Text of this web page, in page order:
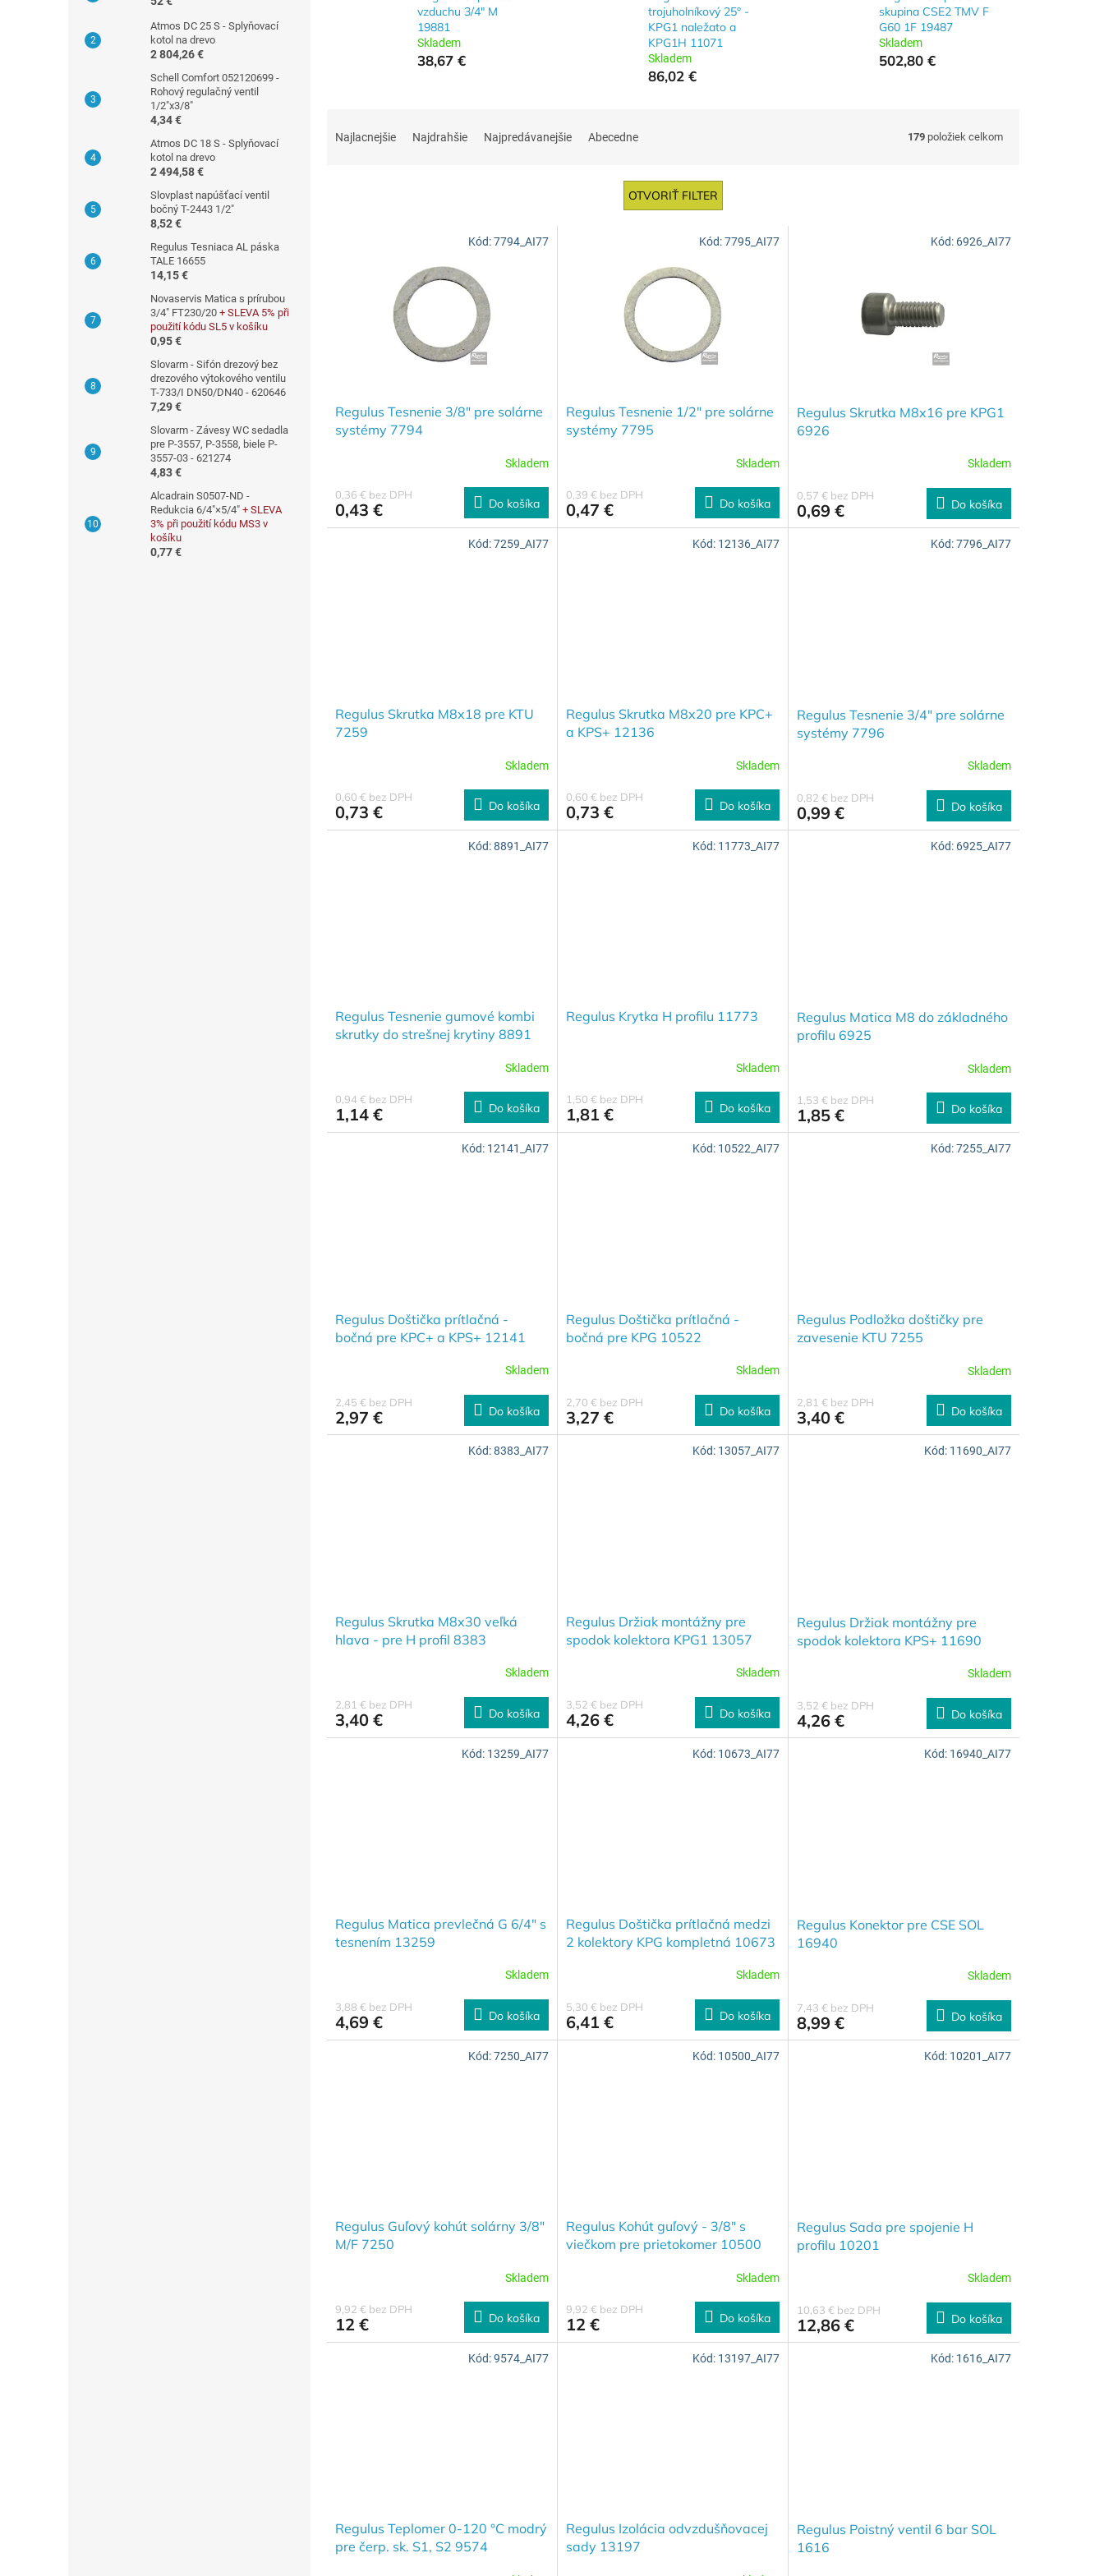
Atmos DC 25 S - Splyňovací
kotol na drevo
2 804,26 €
Schell Comfort 052120699 -
Rohový regulačný ventil
1/2"x3/8"
4,34 €
Atmos DC 18 S - Splyňovací
kotol na drevo
2 494,58 €
Slovplast napúšťací ventil
bočný T-2443 1/2"
8,52 €
Regulus Tesniaca AL páska
TALE 16655
14,15 €
Novaservis Matica s prírubou
3/4" FT230/20 + SLEVA 5% při
použití kódu SL5 v košíku
0,95 €
Slovarm - Sifón drezový bez
drezového výtokového ventilu
T-733/I DN50/DN40 - 620646
7,29 €
Slovarm - Závesy WC sedadla
pre P-3557, P-3558, biele P-
3557-03 - 621274
4,83 €
Alcadrain S0507-ND -
Redukcia 6/4"×5/4" + SLEVA
3% při použití kódu MS3 v
košíku
0,77 €
vzduchu 3/4" M
19881
Skladem
38,67 €
trojuholníkový 25° -
KPG1 naležato a
KPG1H 11071
Skladem
86,02 €
skupina CSE2 TMV F
G60 1F 19487
Skladem
502,80 €
Najlacnejšie Najdrahšie Najpredávanejšie Abecedne 179 položiek celkom
OTVORIŤ FILTER
Regulus Tesnenie 3/8" pre solárne
systémy 7794
Skladem
0,36 € bez DPH
0,43 € Do košíka
Kód:7794_AI77
Regulus Tesnenie 1/2" pre solárne
systémy 7795
Skladem
0,39 € bez DPH
0,47 € Do košíka
Kód:7795_AI77
Regulus Skrutka M8x16 pre KPG1
6926
Skladem
0,57 € bez DPH
0,69 € Do košíka
Kód: 6926_AI77
Regulus Skrutka M8x18 pre KTU
7259
Skladem
0,60 € bez DPH
0,73 € Do košíka
Kód:7259_AI77
Regulus Skrutka M8x20 pre KPC+
a KPS+ 12136
Skladem
0,60 € bez DPH
0,73 € Do košíka
Kód: 12136_AI77
Regulus Tesnenie 3/4" pre solárne
systémy 7796
Skladem
0,82 € bez DPH
0,99 € Do košíka
Kód:7796_AI77
Regulus Tesnenie gumové kombi
skrutky do strešnej krytiny 8891
Skladem
0,94 € bez DPH
1,14 € Do košíka
Kód:8891_AI77
Regulus Krytka H profilu 11773
Skladem
1,50 € bez DPH
1,81 € Do košíka
Kód: 11773_AI77
Regulus Matica M8 do základného
profilu 6925
Skladem
1,53 € bez DPH
1,85 € Do košíka
Kód: 6925_AI77
Regulus Doštička prítlačná -
bočná pre KPC+ a KPS+ 12141
Skladem
2,45 € bez DPH
2,97 € Do košíka
Kód: 12141_AI77
Regulus Doštička prítlačná -
bočná pre KPG 10522
Skladem
2,70 € bez DPH
3,27 € Do košíka
Kód: 10522_AI77
Regulus Podložka doštičky pre
zavesenie KTU 7255
Skladem
2,81 € bez DPH
3,40 € Do košíka
Kód:7255_AI77
Regulus Skrutka M8x30 veľká
hlava - pre H profil 8383
Skladem
2,81 € bez DPH
3,40 € Do košíka
Kód:8383_AI77
Regulus Držiak montážny pre
spodok kolektora KPG1 13057
Skladem
3,52 € bez DPH
4,26 € Do košíka
Kód: 13057_AI77
Regulus Držiak montážny pre
spodok kolektora KPS+ 11690
Skladem
3,52 € bez DPH
4,26 € Do košíka
Kód: 11690_AI77
Regulus Matica prevlečná G 6/4" s
tesnením 13259
Skladem
3,88 € bez DPH
4,69 € Do košíka
Kód: 13259_AI77
Regulus Doštička prítlačná medzi
2 kolektory KPG kompletná 10673
Skladem
5,30 € bez DPH
6,41 € Do košíka
Kód: 10673_AI77
Regulus Konektor pre CSE SOL
16940
Skladem
7,43 € bez DPH
8,99 € Do košíka
Kód: 16940_AI77
Regulus Guľový kohút solárny 3/8"
M/F 7250
Skladem
9,92 € bez DPH
12 € Do košíka
Kód:7250_AI77
Regulus Kohút guľový - 3/8" s
viečkom pre prietokomer 10500
Skladem
9,92 € bez DPH
12 € Do košíka
Kód: 10500_AI77
Regulus Sada pre spojenie H
profilu 10201
Skladem
10,63 € bez DPH
12,86 € Do košíka
Kód: 10201_AI77
Regulus Teplomer 0-120 °C modrý
pre čerp. sk. S1, S2 9574
Kód:9574_AI77
Regulus Izolácia odvzdušňovacej
sady 13197
Kód: 13197_AI77
Regulus Poistný ventil 6 bar SOL
1616
Kód: 1616_AI77